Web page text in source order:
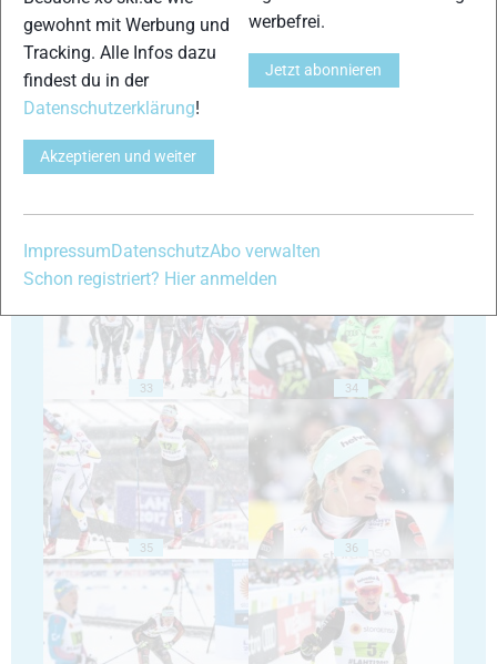
30
33 34
35 36
gewohnt mit Werbung und
Tracking. Alle Infos dazu
findest du in der
Datenschutzerklärung!
Akzeptieren und weiter
werbefrei.
Jetzt abonnieren
ImpressumDatenschutzAbo verwalten
Schon registriert? Hier anmelden